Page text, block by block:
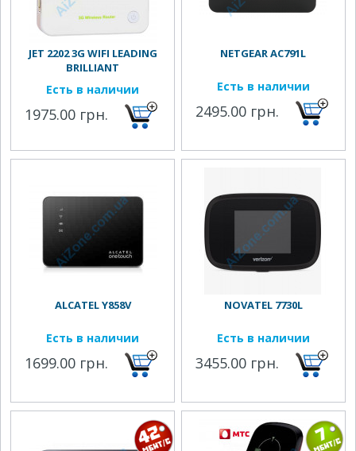
JET 2202 3G WIFI LEADING
BRILLIANT
Есть в наличии
1975.00 грн.
NETGEAR AC791L
Есть в наличии
2495.00 грн.
ALCATEL Y858V
Есть в наличии
1699.00 грн.
NOVATEL 7730L
Есть в наличии
3455.00 грн.